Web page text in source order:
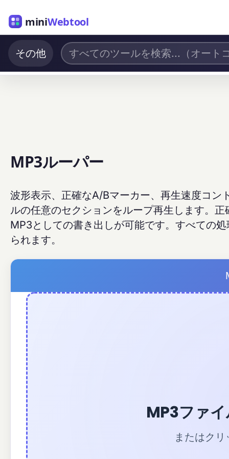
miniWebtool
その他
MP3ルーパー
波形表示、正確なA/Bマーカー、再生速度コン
ルの任意のセクションをループ再生します。
MP3としての書き出しが可能です。すべての
られます。
MP3ファ
またはク